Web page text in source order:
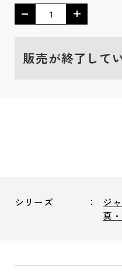
販売が終了して
シリーズ
ジ
真